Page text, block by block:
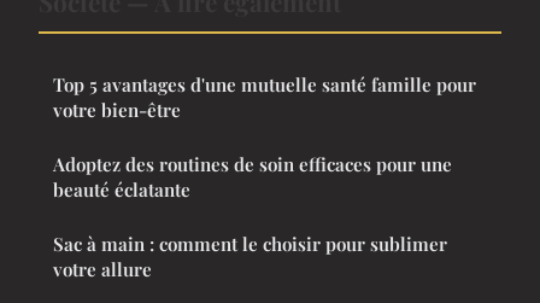
Top 5 avantages d'une mutuelle santé famille pour
votre bien-être
Adoptez des routines de soin efficaces pour une
beauté éclatante
Sac à main : comment le choisir pour sublimer
votre allure